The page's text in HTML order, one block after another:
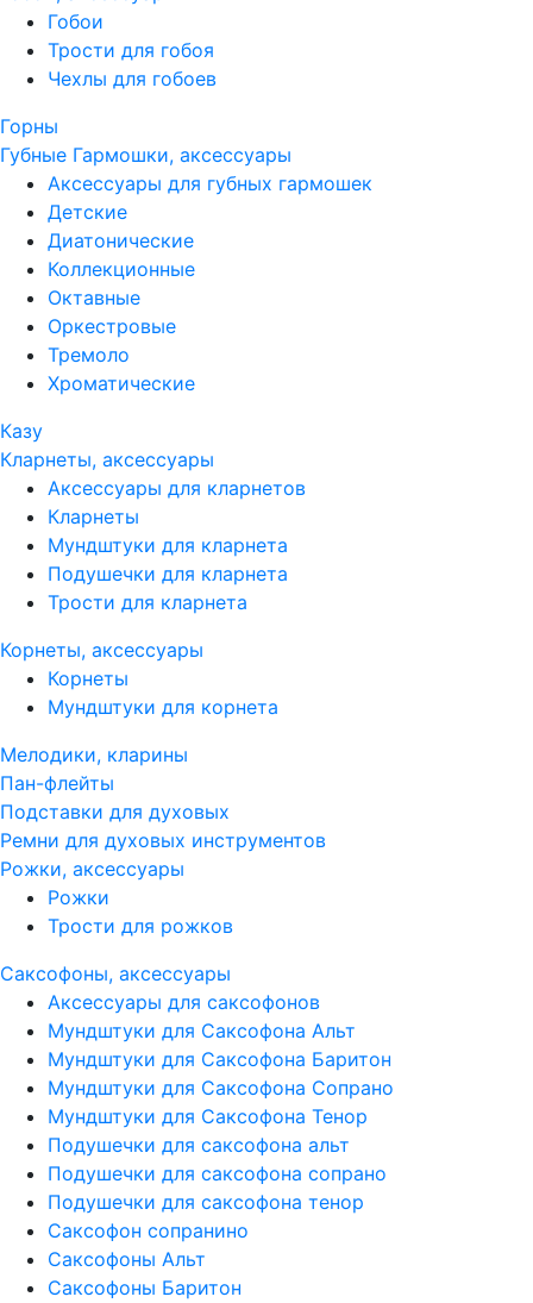
Гобои
Трости для гобоя
Чехлы для гобоев
Горны
Губные Гармошки, аксессуары
Аксессуары для губных гармошек
Детские
Диатонические
Коллекционные
Октавные
Оркестровые
Тремоло
Хроматические
Казу
Кларнеты, аксессуары
Аксессуары для кларнетов
Кларнеты
Мундштуки для кларнета
Подушечки для кларнета
Трости для кларнета
Корнеты, аксессуары
Корнеты
Мундштуки для корнета
Мелодики, кларины
Пан-флейты
Подставки для духовых
Ремни для духовых инструментов
Рожки, аксессуары
Рожки
Трости для рожков
Саксофоны, аксессуары
Аксессуары для саксофонов
Мундштуки для Саксофона Альт
Мундштуки для Саксофона Баритон
Мундштуки для Саксофона Сопрано
Мундштуки для Саксофона Тенор
Подушечки для саксофона альт
Подушечки для саксофона сопрано
Подушечки для саксофона тенор
Саксофон сопранино
Саксофоны Альт
Саксофоны Баритон